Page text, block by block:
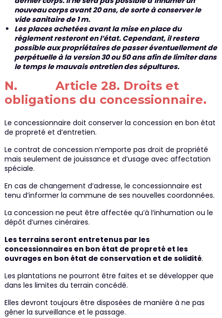
nouveau corps avant 20 ans, de sorte à conserver le
vide sanitaire de 1 m.
Les places achetées avant la mise en place du
règlement resteront en l’état. Cependant, il restera
possible aux propriétaires de passer éventuellement de
perpétuelle à la version 30 ou 50 ans afin de limiter dans
le temps le mauvais entretien des sépultures.
N. Article 28. Droits et
obligations du concessionnaire.
Le concessionnaire doit conserver la concession en bon état
de propreté et d’entretien.
Le contrat de concession n’emporte pas droit de propriété
mais seulement de jouissance et d’usage avec affectation
spéciale.
En cas de changement d’adresse, le concessionnaire est
tenu d’informer la commune de ses nouvelles coordonnées.
La concession ne peut être affectée qu’à l’inhumation ou le
dépôt d’urnes cinéraires.
Les terrains seront entretenus par les
concessionnaires en bon état de propreté et les
ouvrages en bon état de conservation et de solidité.
Les plantations ne pourront être faites et se développer que
dans les limites du terrain concédé.
Elles devront toujours être disposées de manière à ne pas
gêner la surveillance et le passage.